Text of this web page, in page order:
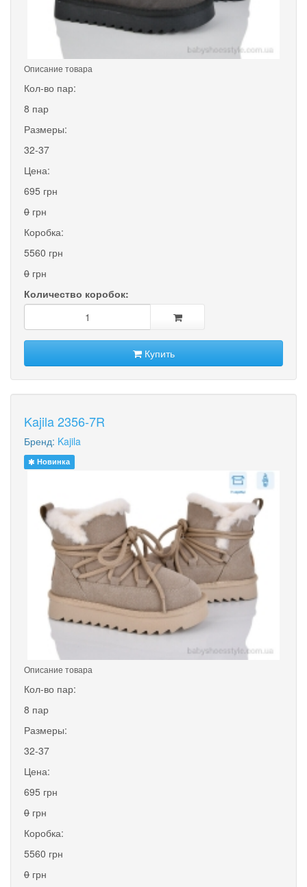
Описание товара
Кол-во пар:
8 пар
Размеры:
32-37
Цена:
695 грн
0 грн
Коробка:
5560 грн
0 грн
Количество коробок:
Купить
Kajila 2356-7R
Бренд: Kajila
Новинка
Описание товара
Кол-во пар:
8 пар
Размеры:
32-37
Цена:
695 грн
0 грн
Коробка:
5560 грн
0 грн